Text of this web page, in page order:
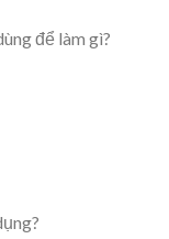
để làm gì?